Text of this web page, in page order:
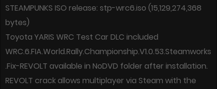
STEAMPUNKS ISO release: stp-wrc6.iso (15,129,274,368
bytes)
Toyota YARIS WRC Test Car DLC included
WRC.6.FIA.World.Rally.Championship.V1.0.53.Steamworks
.Fix-REVOLT available in NoDVD folder after installation.
REVOLT crack allows multiplayer via Steam with the